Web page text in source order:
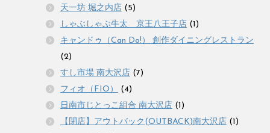
天一坊 堀之内店 (5)
しゃぶしゃぶ牛太 京王八王子店 (1)
キャンドゥ（Can Do!） 創作ダイニングレストラン
(2)
すし市場 南大沢店 (7)
フィオ（FIO）
(4)
日南市じとっこ組合 南大沢店 (1)
【閉店】アウトバック(OUTBACK)南大沢店 (1)